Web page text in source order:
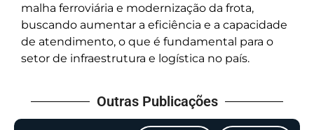
malha ferroviária e modernização da frota,
buscando aumentar a eficiência e a capacidade
de atendimento, o que é fundamental para o
setor de infraestrutura e logística no país.
Outras Publicações